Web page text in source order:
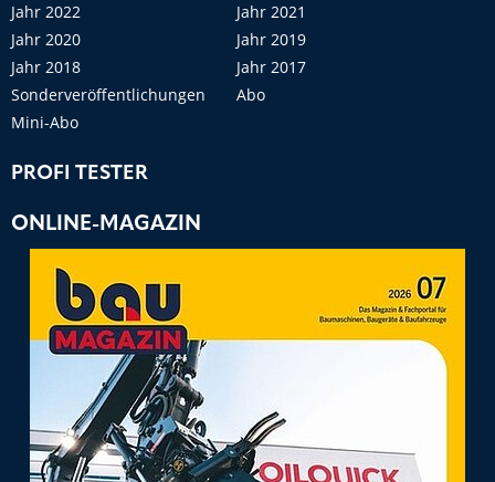
Jahr 2022
Jahr 2021
Jahr 2020
Jahr 2019
Jahr 2018
Jahr 2017
Sonderveröffentlichungen
Abo
Mini-Abo
PROFI TESTER
ONLINE-MAGAZIN